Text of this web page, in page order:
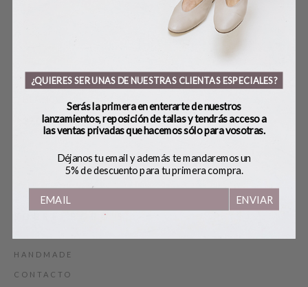
CILINDRO HUESO
39,00€
PULSERA NUDO MINI
32,00€
SOBRE BOBO’S
HANDMADE
CONTACTO
¿QUIERES SER UNAS DE NUESTRAS CLIENTAS ESPECIALES?
Serás la primera en enterarte de nuestros
lanzamientos, reposición de tallas y tendrás acceso a
las ventas privadas que hacemos sólo para vosotras.
Déjanos tu email y además te mandaremos un
5% de descuento para tu primera compra.
ENVIAR